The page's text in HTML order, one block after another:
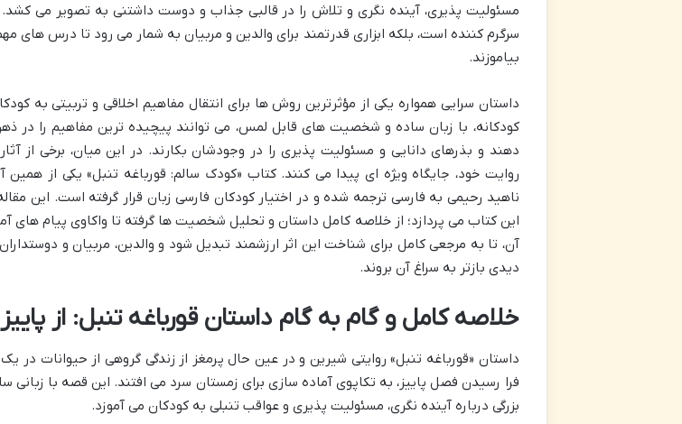
مسئولیت پذیری، آینده نگری و تلاش را در قالبی جذاب و دوست داشتنی به تصویر می کشد.
سرگرم کننده است، بلکه ابزاری قدرتمند برای والدین و مربیان به شمار می رود تا درس های
بیاموزند.
داستان سرایی همواره یکی از مؤثرترین روش ها برای انتقال مفاهیم اخلاقی و تربیتی به
کودکانه، با زبان ساده و شخصیت های قابل لمس، می توانند پیچیده ترین مفاهیم را در
دهند و بذرهای دانایی و مسئولیت پذیری را در وجودشان بکارند. در این میان، برخی از
روایت خود، جایگاه ویژه ای پیدا می کنند. کتاب «کودک سالم: قورباغه تنبل» یکی از
ناهید رحیمی به فارسی ترجمه شده و در اختیار کودکان فارسی زبان قرار گرفته است. این
این کتاب می پردازد؛ از خلاصه کامل داستان و تحلیل شخصیت ها گرفته تا واکاوی پیام های
آن، تا به مرجعی کامل برای شناخت این اثر ارزشمند تبدیل شود و والدین، مربیان و
دیدی بازتر به سراغ آن بروند.
خلاصه کامل و گام به گام داستان قورباغه تنبل: از
داستان «قورباغه تنبل» روایتی شیرین و در عین حال پرمغز از زندگی گروهی از حیوانات در
فرا رسیدن فصل پاییز، به تکاپوی آماده سازی برای زمستان سرد می افتند. این قصه با
بزرگی درباره آینده نگری، مسئولیت پذیری و عواقب تنبلی به کودکان می آموزد.